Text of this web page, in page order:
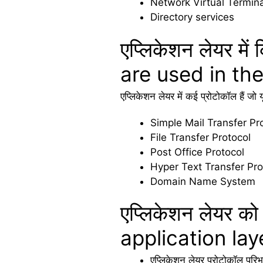
Network Virtual
Directory services
एप्लिकेशन लेयर में
are used in
एप्लिकेशन लेयर में कई प्रोटोकॉल हैं
Simple Mail Transfer
File Transfer Protocol
Post Office Protocol
Hyper Text Transfer
Domain Name System
एप्लिकेशन लेयर
application
एप्लिकेशन लेयर प्रोटोकॉल